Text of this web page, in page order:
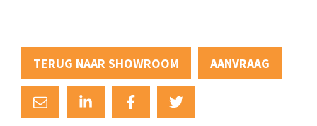
TERUG NAAR SHOWROOM AANVRAAG